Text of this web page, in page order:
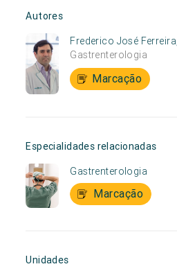
Autores
Frederico José
Gastrenterologia
Marcação
Especialidades relacionadas
Gastrenterologia
Marcação
Unidades